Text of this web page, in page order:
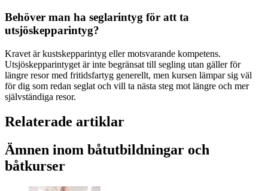
Behöver man ha seglarintyg för att ta
utsjöskepparintyg?
Kravet är kustskepparintyg eller motsvarande kompetens.
Utsjöskepparintyget är inte begränsat till segling utan gäller för
längre resor med fritidsfartyg generellt, men kursen lämpar sig väl
för dig som redan seglat och vill ta nästa steg mot längre och mer
självständiga resor.
Relaterade artiklar
Ämnen inom båtutbildningar och
båtkurser